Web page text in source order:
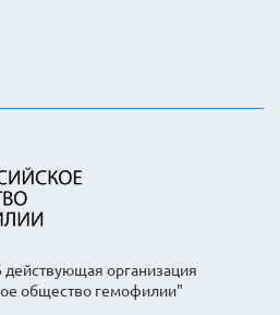
организация
общество гемофилии"